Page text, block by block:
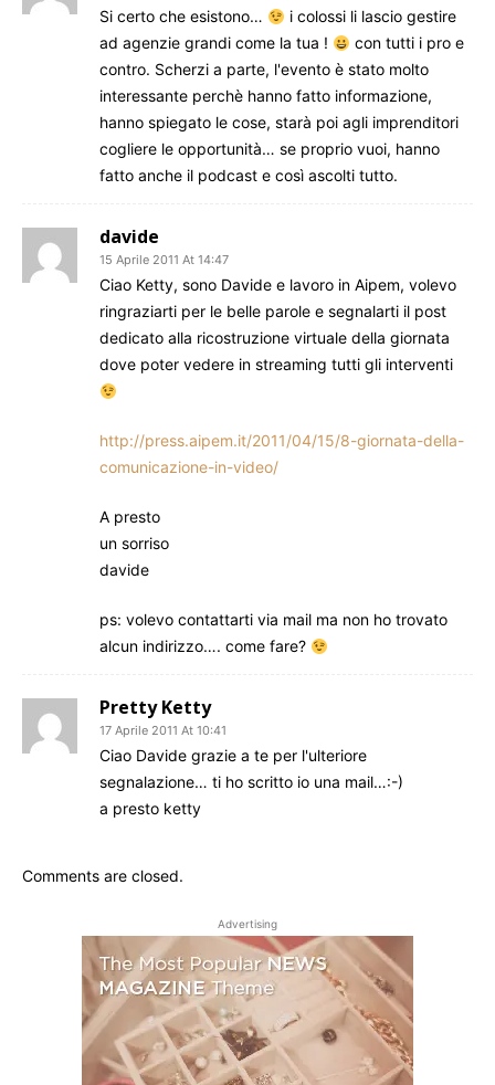
Si certo che esistono…
i colossi li lascio gestire
ad agenzie grandi come la tua !
con tutti i pro e
contro. Scherzi a parte, l'evento è stato molto
interessante perchè hanno fatto informazione,
hanno spiegato le cose, starà poi agli imprenditori
cogliere le opportunità… se proprio vuoi, hanno
fatto anche il podcast e così ascolti tutto.
davide
15 Aprile 2011 At 14:47
Ciao Ketty, sono Davide e lavoro in Aipem, volevo
ringraziarti per le belle parole e segnalarti il post
dedicato alla ricostruzione virtuale della giornata
dove poter vedere in streaming tutti gli interventi
http://press.aipem.it/2011/04/15/8-giornata-della-
comunicazione-in-video/
A presto
un sorriso
davide
ps: volevo contattarti via mail ma non ho trovato
alcun indirizzo…. come fare?
Pretty Ketty
17 Aprile 2011 At 10:41
Ciao Davide grazie a te per l'ulteriore
segnalazione… ti ho scritto io una mail…:-)
a presto ketty
Comments are closed.
Advertising